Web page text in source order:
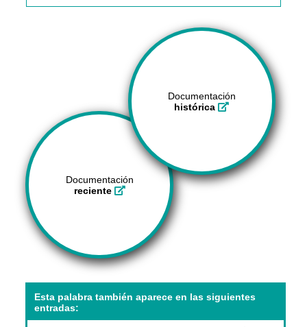
Documentación
histórica
Documentación
reciente
Esta palabra también aparece en las siguientes
entradas: